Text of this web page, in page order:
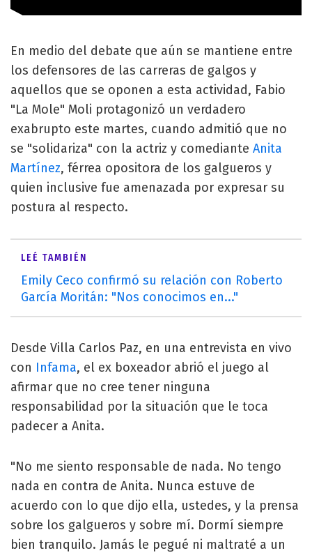
En medio del debate que aún se mantiene entre
los defensores de las carreras de galgos y
aquellos que se oponen a esta actividad, Fabio
"La Mole" Moli protagonizó un verdadero
exabrupto este martes, cuando admitió que no
se "solidariza" con la actriz y comediante Anita
Martínez, férrea opositora de los galgueros y
quien inclusive fue amenazada por expresar su
postura al respecto.
LEÉ TAMBIÉN
Emily Ceco confirmó su relación con Roberto
García Moritán: "Nos conocimos en..."
Desde Villa Carlos Paz, en una entrevista en vivo
con Infama, el ex boxeador abrió el juego al
afirmar que no cree tener ninguna
responsabilidad por la situación que le toca
padecer a Anita.
"No me siento responsable de nada. No tengo
nada en contra de Anita. Nunca estuve de
acuerdo con lo que dijo ella, ustedes, y la prensa
sobre los galgueros y sobre mí. Dormí siempre
bien tranquilo. Jamás le pegué ni maltraté a un